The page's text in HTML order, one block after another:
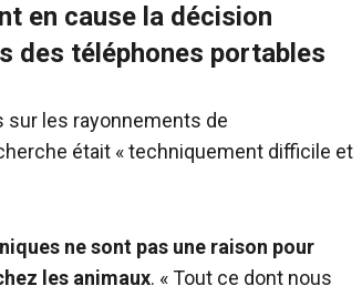
en cause la décision
des téléphones portables
les rayonnements de
était « techniquement difficile et
ne sont pas une raison pour
les animaux. « Tout ce dont nous